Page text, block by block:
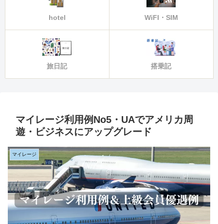
hotel WiFI・SIM
旅日記 搭乗記
マイレージ利用例No5・UAでアメリカ周
遊・ビジネスにアップグレード
マイレージ